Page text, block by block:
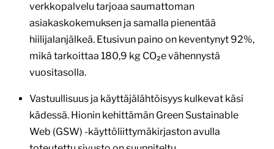
verkkopalvelu tarjoaa saumattoman
asiakaskokemuksen ja samalla pienentää
hiilijalanjälkeä. Etusivun paino on keventynyt 92%,
mikä tarkoittaa 180,9 kg CO₂e vähennystä
vuositasolla.
Vastuullisuus ja käyttäjälähtöisyys kulkevat käsi
kädessä. Hionin kehittämän Green Sustainable
Web (GSW) -käyttöliittymäkirjaston avulla